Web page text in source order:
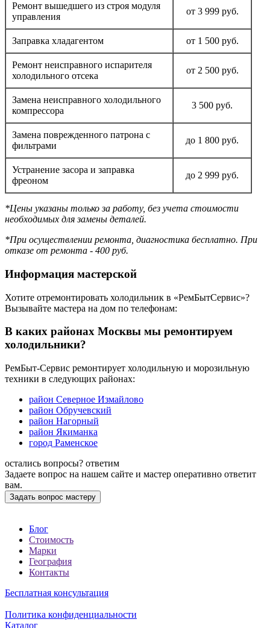
Ремонт вышедшего из строя модуля
управления
от 3 999 руб.
Заправка хладагентом от 1 500 руб.
Ремонт неисправного испарителя
холодильного отсека
от 2 500 руб.
Замена неисправного холодильного
компрессора
3 500 руб.
Замена поврежденного патрона с
фильтрами
до 1 800 руб.
Устранение засора и заправка
фреоном
до 2 999 руб.
*Цены указаны только за работу, без учета стоимости
необходимых для замены деталей.
*При осуществлении ремонта, диагностика бесплатно. При
отказе от ремонта - 400 руб.
Информация мастерской
Хотите отремонтировать холодильник в «РемБытСервис»?
Вызывайте мастера на дом по телефонам:
В каких районах Москвы мы ремонтируем
холодильники?
РемБыт-Сервис ремонтирует холодильную и морозильную
техники в следующих районах:
район Северное Измайлово
район Обручевский
район Нагорный
район Якиманка
город Раменское
остались вопросы? ответим
Задаете вопрос на нашем сайте и мастер оперативно ответит
вам.
Задать вопрос мастеру
Блог
Стоимость
Марки
География
Контакты
Бесплатная консультация
Политика конфиденциальности
Каталог